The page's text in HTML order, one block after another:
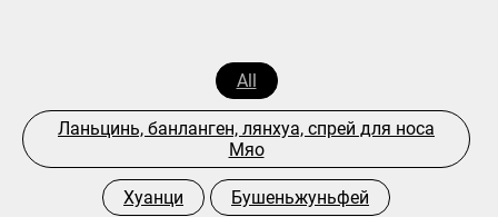
All
Ланьцинь, банланген, лянхуа, спрей для носа
Мяо
Хуанци Бушеньжуньфей